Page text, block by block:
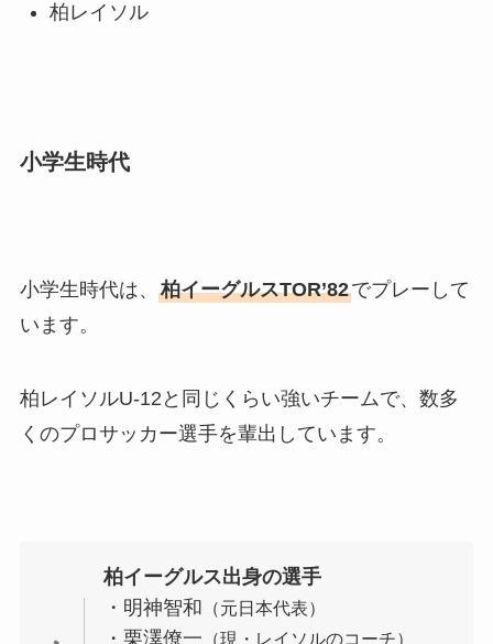
柏レイソル
小学生時代
小学生時代は、 柏イーグルスTOR’82でプレーして
います。
柏レイソルU-12と同じくらい強いチームで、数多
くのプロサッカー選手を輩出しています。
柏イーグルス出身の選手
・明神智和 （元日本代表）
・栗澤僚一 （現・レイソルのコーチ）